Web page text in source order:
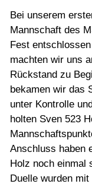
Vermietung
Kalender
Kontakt
Bei unserem
Mannschaft des
Fest
machten wir uns
Rückstand zu
bekamen wir das
unter Kontrolle
holten Sven 523
Anschluss haben
Holz noch einmal
Duelle wurden